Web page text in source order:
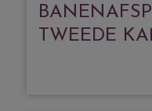
TWEEDE